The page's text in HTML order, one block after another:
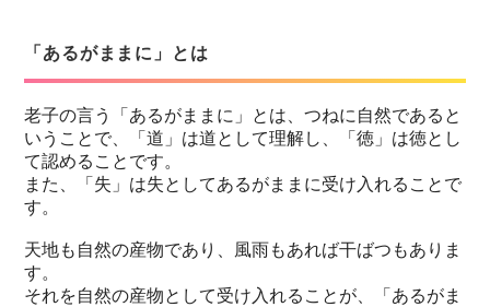
「あるがままに」とは
老子の言う「あるがままに」とは、つねに自然であると
いうことで、「道」は道として理解し、「徳」は徳とし
て認めることです。
また、「失」は失としてあるがままに受け入れることで
す。
天地も自然の産物であり、風雨もあれば干ばつもありま
す。
それを自然の産物として受け入れることが、「あるがま